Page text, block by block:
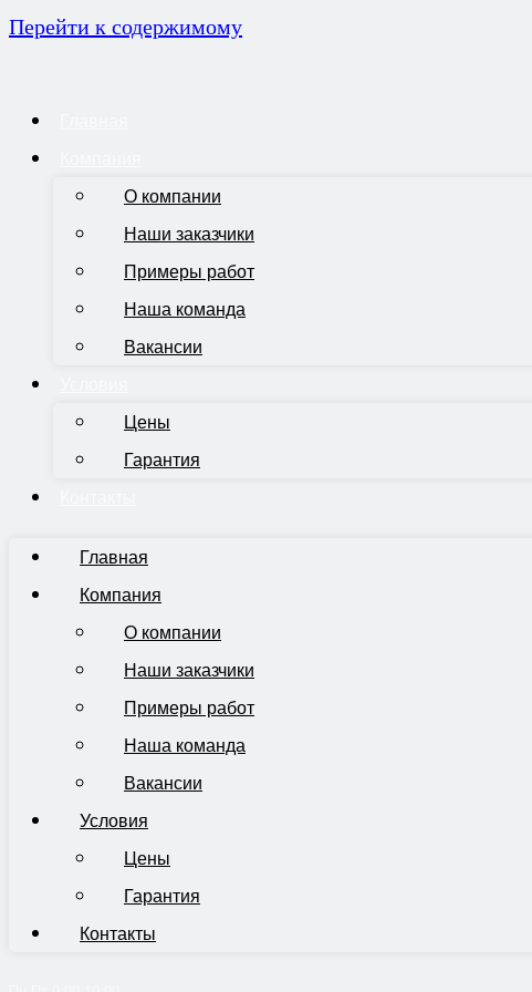
Перейти к содержимому
О компании
Наши заказчики
Примеры работ
Наша команда
Вакансии
Цены
Гарантия
Главная
Компания
О компании
Наши заказчики
Примеры работ
Наша команда
Вакансии
Условия
Цены
Гарантия
Контакты